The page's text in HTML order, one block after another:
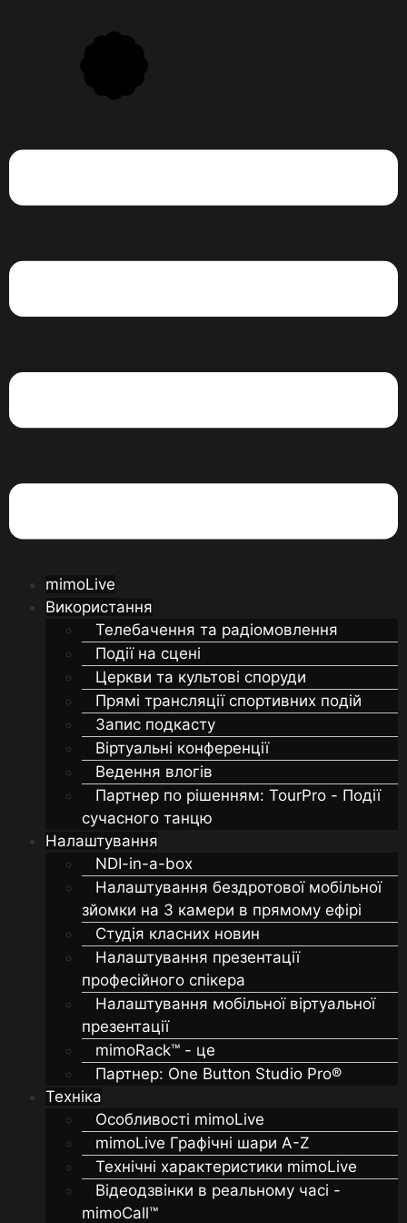
mimoLive
Використання
Телебачення та радіомовлення
Події на сцені
Церкви та культові споруди
Прямі трансляції спортивних подій
Запис подкасту
Віртуальні конференції
Ведення влогів
Партнер по рішенням: TourPro - Події
сучасного танцю
Налаштування
NDI-in-a-box
Налаштування бездротової мобільної
зйомки на 3 камери в прямому ефірі
Студія класних новин
Налаштування презентації
професійного спікера
Налаштування мобільної віртуальної
презентації
mimoRack™ - це
Партнер: One Button Studio Pro®
Техніка
Особливості mimoLive
mimoLive Графічні шари A-Z
Технічні характеристики mimoLive
Відеодзвінки в реальному часі -
mimoCall™